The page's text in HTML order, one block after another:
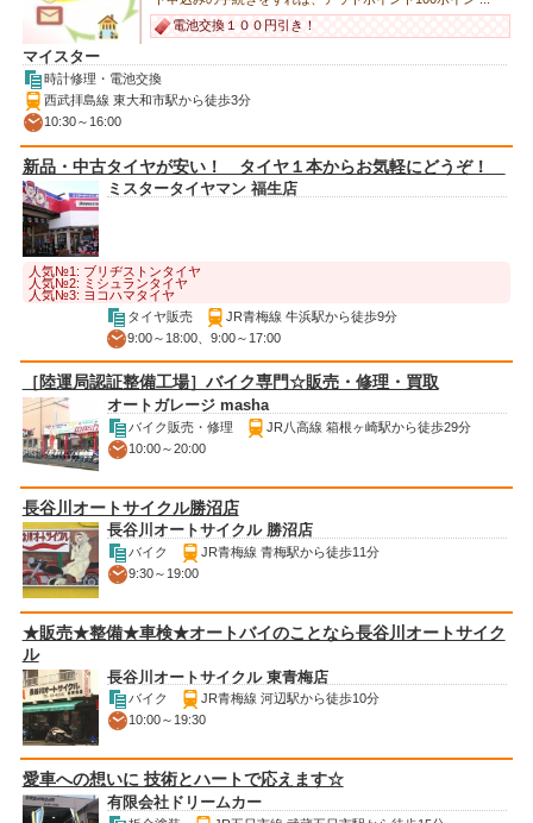
電池交換１００円引き！
マイスター
時計修理・電池交換
西武拝島線 東大和市駅から徒歩3分
10:30～16:00
新品・中古タイヤが安い！ タイヤ１本からお気軽にどうぞ！
ミスタータイヤマン 福生店
人気№1: ブリヂストンタイヤ
人気№2: ミシュランタイヤ
人気№3: ヨコハマタイヤ
タイヤ販売
JR青梅線 牛浜駅から徒歩9分
9:00～18:00、9:00～17:00
［陸運局認証整備工場］バイク専門☆販売・修理・買取
オートガレージ masha
バイク販売・修理
JR八高線 箱根ヶ崎駅から徒歩29分
10:00～20:00
長谷川オートサイクル勝沼店
長谷川オートサイクル 勝沼店
バイク
JR青梅線 青梅駅から徒歩11分
9:30～19:00
★販売★整備★車検★オートバイのことなら長谷川オートサイク
ル
長谷川オートサイクル 東青梅店
バイク
JR青梅線 河辺駅から徒歩10分
10:00～19:30
愛車への想いに 技術とハートで応えます☆
有限会社ドリームカー